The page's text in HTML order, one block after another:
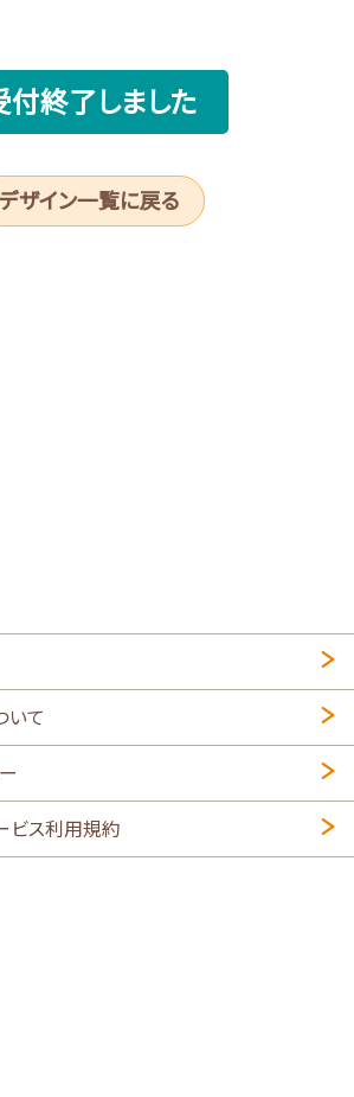
付終了しました
デザイン一覧に戻る
いて
ビス利用規約